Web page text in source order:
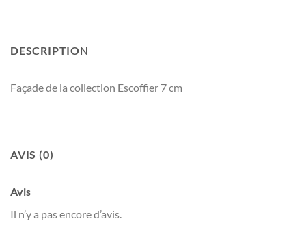
DESCRIPTION
Façade de la collection Escoffier 7 cm
AVIS (0)
Avis
Il n’y a pas encore d’avis.